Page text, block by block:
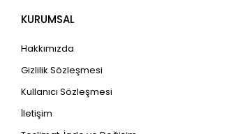
KURUMSAL
Hakkımızda
Gizlilik Sözleşmesi
Kullanıcı Sözleşmesi
İletişim